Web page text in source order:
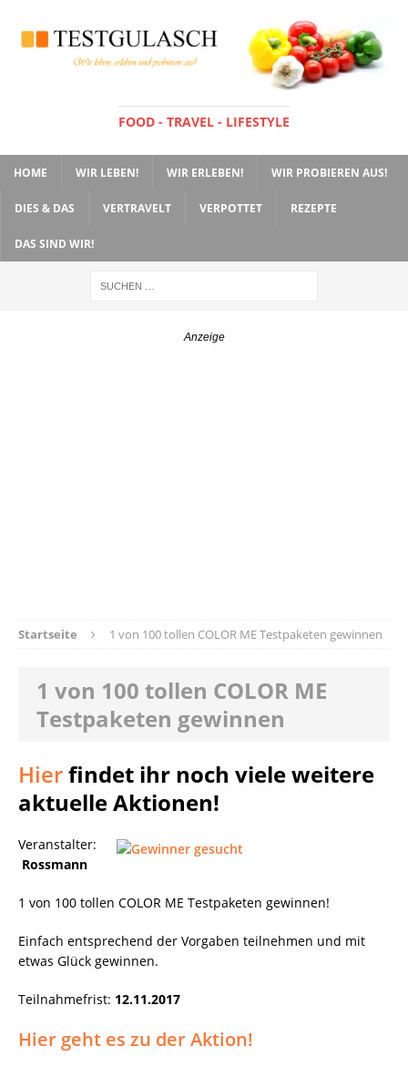
FOOD - TRAVEL - LIFESTYLE
HOME WIR LEBEN! WIR ERLEBEN! WIR PROBIEREN AUS!
DIES & DAS VERTRAVELT VERPOTTET REZEPTE
DAS SIND WIR!
Startseite 1 von 100 tollen COLOR ME Testpaketen gewinnen
1 von 100 tollen COLOR ME
Testpaketen gewinnen
Hierfindet ihr noch viele weitere
aktuelle Aktionen!
Veranstalter:
Rossmann
1 von 100 tollen COLOR ME Testpaketen gewinnen!
Einfach entsprechend der Vorgaben teilnehmen und mit
etwas Glück gewinnen.
Teilnahmefrist: 12.11.2017
Hier geht es zu der Aktion!